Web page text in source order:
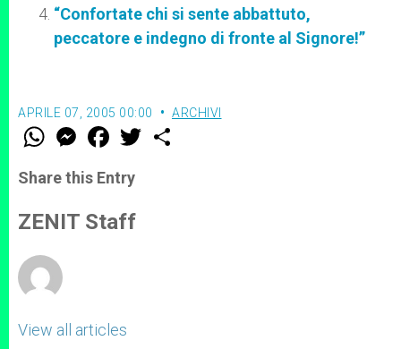
“Confortate chi si sente abbattuto,
peccatore e indegno di fronte al Signore!”
APRILE 07, 2005 00:00 ARCHIVI
W
t
s
p
p
M
e
s
e
g
e
F
a
e
b
o
k
w
Share this Entry
ZENIT Staff
View all articles